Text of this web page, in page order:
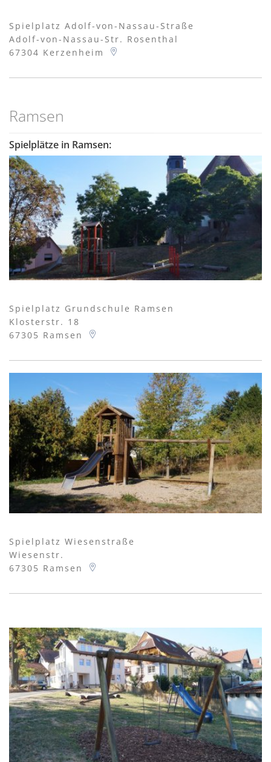
Spielplatz Adolf-von-Nassau-Straße
Adolf-von-Nassau-Str. Rosenthal
67304 Kerzenheim
Ramsen
Spielplätze in Ramsen:
Spielplatz Grundschule Ramsen
Klosterstr. 18
67305 Ramsen
Spielplatz Wiesenstraße
Wiesenstr.
67305 Ramsen